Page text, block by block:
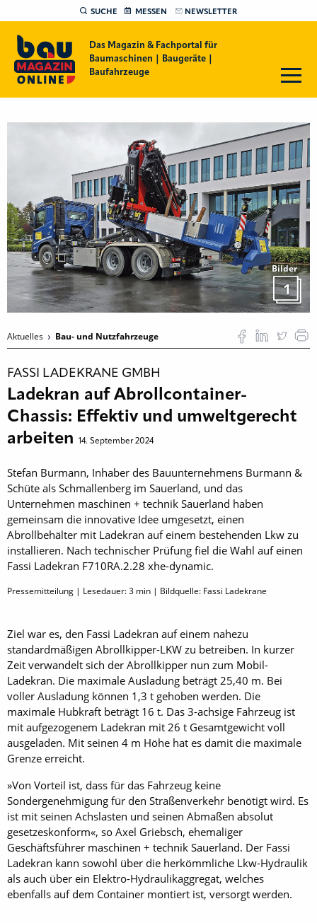
SUCHE MESSEN NEWSLETTER
Das Magazin & Fachportal für
Baumaschinen | Baugeräte |
Baufahrzeuge
Bilder
1
Aktuelles Bau- und Nutzfahrzeuge
FASSI LADEKRANE GMBH
Ladekran auf Abrollcontainer-
Chassis: Effektiv und umweltgerecht
arbeiten
14. September 2024
Stefan Burmann, Inhaber des Bauunternehmens Burmann &
Schüte als Schmallenberg im Sauerland, und das
Unternehmen maschinen + technik Sauerland haben
gemeinsam die innovative Idee umgesetzt, einen
Abrollbehälter mit Ladekran auf einem bestehenden Lkw zu
installieren. Nach technischer Prüfung fiel die Wahl auf einen
Fassi Ladekran F710RA.2.28 xhe-dynamic.
Pressemitteilung | Lesedauer:3 min | Bildquelle: Fassi Ladekrane
Ziel war es, den Fassi Ladekran auf einem nahezu
standardmäßigen Abrollkipper-LKW zu betreiben. In kurzer
Zeit verwandelt sich der Abrollkipper nun zum Mobil-
Ladekran. Die maximale Ausladung beträgt 25,40 m. Bei
voller Ausladung können 1,3 t gehoben werden. Die
maximale Hubkraft beträgt 16 t. Das 3-achsige Fahrzeug ist
mit aufgezogenem Ladekran mit 26 t Gesamtgewicht voll
ausgeladen. Mit seinen 4 m Höhe hat es damit die maximale
Grenze erreicht.
»Von Vorteil ist, dass für das Fahrzeug keine
Sondergenehmigung für den Straßenverkehr benötigt wird. Es
ist mit seinen Achslasten und seinen Abmaßen absolut
gesetzeskonform«, so Axel Griebsch, ehemaliger
Geschäftsführer maschinen + technik Sauerland. Der Fassi
Ladekran kann sowohl über die herkömmliche Lkw-Hydraulik
als auch über ein Elektro-Hydraulikaggregat, welches
ebenfalls auf dem Container montiert ist, versorgt werden.